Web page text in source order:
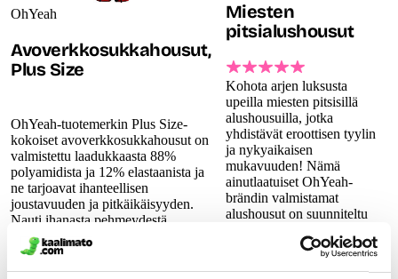
OhYeah
Avoverkkosukkahousut,
Plus Size
OhYeah-tuotemerkin Plus Size-
kokoiset avoverkkosukkahousut on
valmistettu laadukkaasta 88%
polyamidista ja 12% elastaanista ja
ne tarjoavat ihanteellisen
joustavuuden ja pitkäikäisyyden.
Nauti ihanasta pehmeydestä...
7.99 €
Miesten
pitsialushousut
Kohota arjen luksusta
upeilla miesten pitsisillä
alushousuilla, jotka
yhdistävät eroottisen tyylin
ja nykyaikaisen
mukavuuden! Nämä
ainutlaatuiset OhYeah-
brändin valmistamat
alushousut on suunniteltu